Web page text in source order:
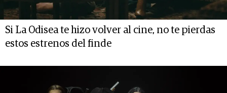
Si La Odisea te hizo volver al cine, no te pierdas
estos estrenos del finde